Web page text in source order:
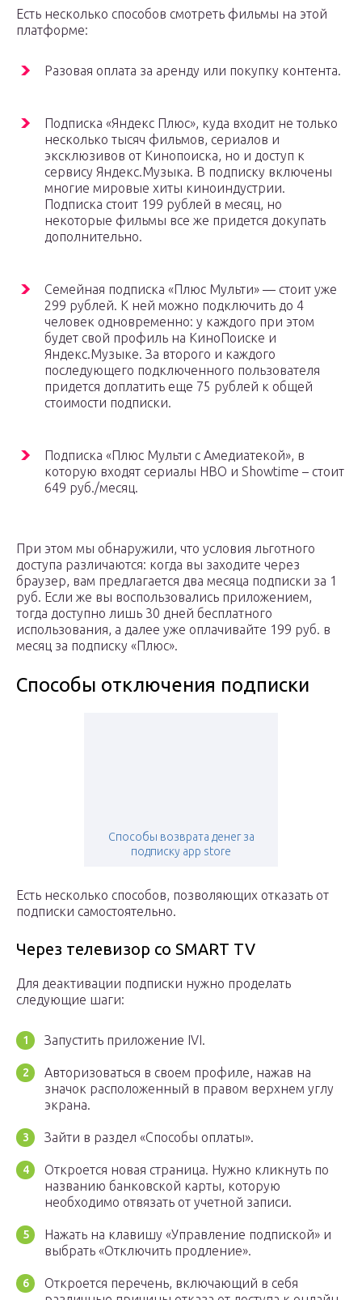
Есть несколько способов смотреть фильмы на этой
платформе:
Разовая оплата за аренду или покупку контента.
Подписка «Яндекс Плюс», куда входит не только
несколько тысяч фильмов, сериалов и
эксклюзивов от Кинопоиска, но и доступ к
сервису Яндекс.Музыка. В подписку включены
многие мировые хиты киноиндустрии.
Подписка стоит 199 рублей в месяц, но
некоторые фильмы все же придется докупать
дополнительно.
Семейная подписка «Плюс Мульти» — стоит уже
299 рублей. К ней можно подключить до 4
человек одновременно: у каждого при этом
будет свой профиль на КиноПоиске и
Яндекс.Музыке. За второго и каждого
последующего подключенного пользователя
придется доплатить еще 75 рублей к общей
стоимости подписки.
Подписка «Плюс Мульти с Амедиатекой», в
которую входят сериалы HBO и Showtime – стоит
649 руб./месяц.
При этом мы обнаружили, что условия льготного
доступа различаются: когда вы заходите через
браузер, вам предлагается два месяца подписки за 1
руб. Если же вы воспользовались приложением,
тогда доступно лишь 30 дней бесплатного
использования, а далее уже оплачивайте 199 руб. в
месяц за подписку «Плюс».
Способы отключения подписки
Способы возврата денег за
подписку app store
Есть несколько способов, позволяющих отказать от
подписки самостоятельно.
Через телевизор со SMART TV
Для деактивации подписки нужно проделать
следующие шаги:
Запустить приложение IVI.
Авторизоваться в своем профиле, нажав на
значок расположенный в правом верхнем углу
экрана.
Зайти в раздел «Способы оплаты».
Откроется новая страница. Нужно кликнуть по
названию банковской карты, которую
необходимо отвязать от учетной записи.
Нажать на клавишу «Управление подпиской» и
выбрать «Отключить продление».
Откроется перечень, включающий в себя